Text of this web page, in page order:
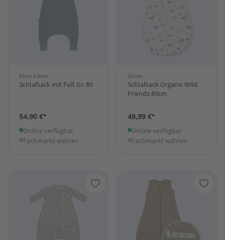
Emma & Noah
Schlafsack mit Fuß Gr. 80
54,90 €*
Online verfügbar
Fachmarkt wählen
Zöllner
Schlafsack Organic Wild
Friends 80cm
49,99 €*
Online verfügbar
Fachmarkt wählen